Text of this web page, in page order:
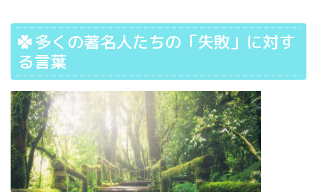
多くの著名人たちの「失敗」に対す
る言葉